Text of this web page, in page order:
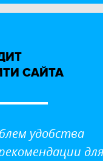
САЙТА
удобства